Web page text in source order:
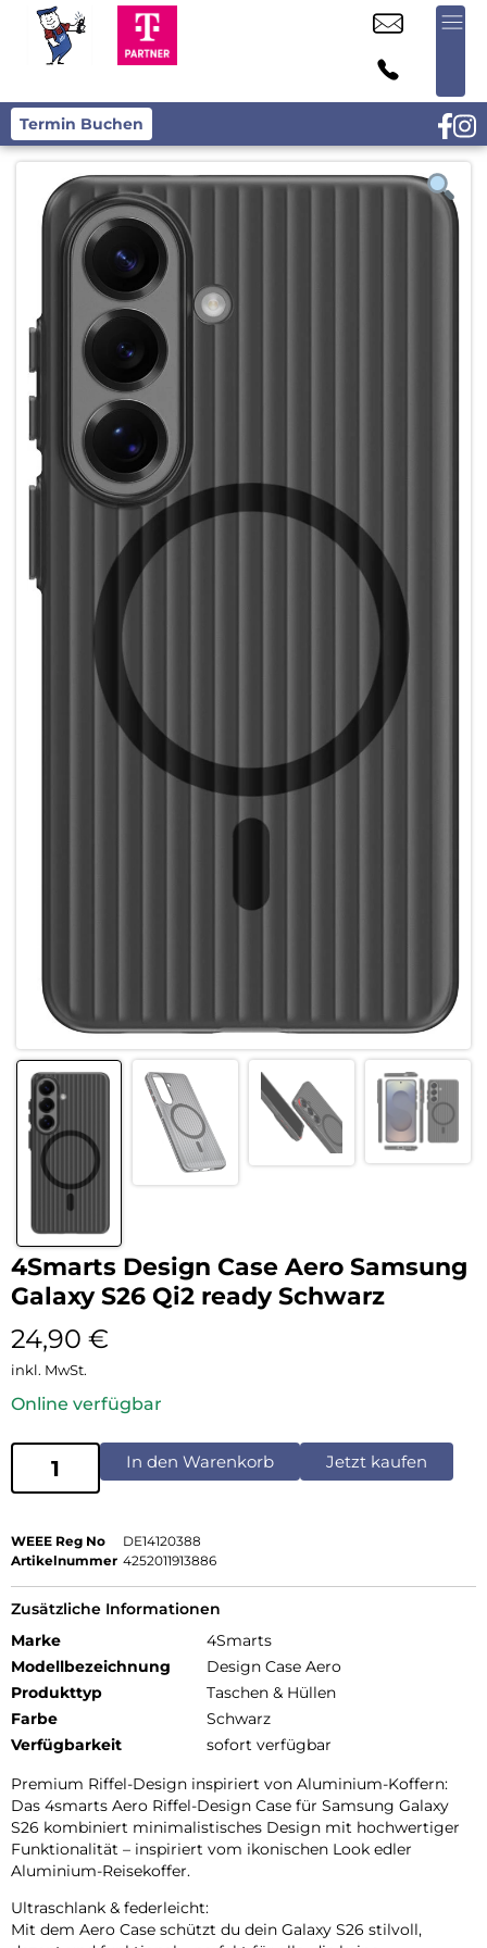
Termin Buchen
4Smarts Design Case Aero Samsung
Galaxy S26 Qi2 ready Schwarz
24,90 €
inkl. MwSt.
Online verfügbar
In den Warenkorb Jetzt kaufen
WEEE Reg No
DE14120388
Artikelnummer 4252011913886
Zusätzliche Informationen
Marke
4Smarts
Modellbezeichnung
Design Case Aero
Produkttyp
Taschen & Hüllen
Farbe
Schwarz
Verfügbarkeit
sofort verfügbar
Premium Riffel-Design inspiriert von Aluminium-Koffern:
Das 4smarts Aero Riffel-Design Case für Samsung Galaxy
S26 kombiniert minimalistisches Design mit hochwertiger
Funktionalität – inspiriert vom ikonischen Look edler
Aluminium-Reisekoffer.
Ultraschlank & federleicht:
Mit dem Aero Case schützt du dein Galaxy S26 stilvoll,